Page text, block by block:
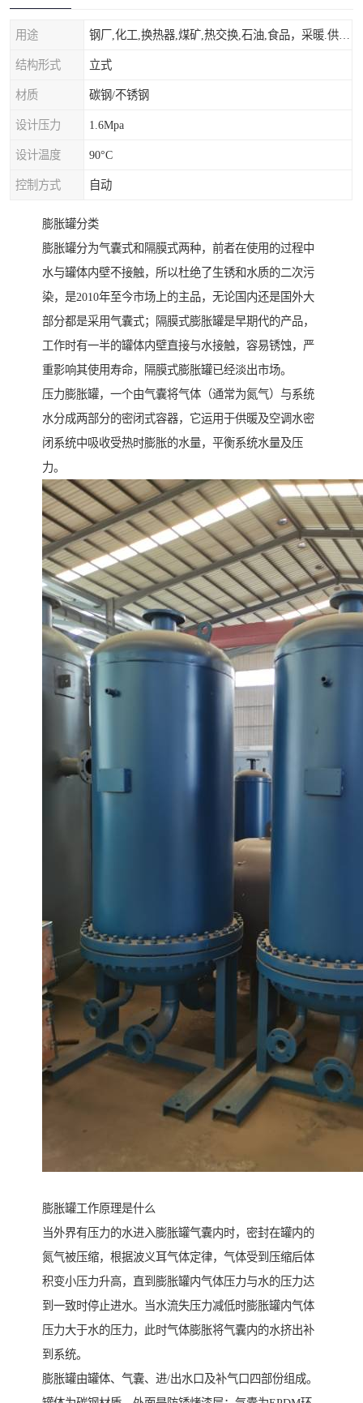
用途
结构形式 立式
材质 碳钢/不锈钢
设计压力 1.6Mpa
设计温度 90°C
控制方式 自动
膨胀罐分类
膨胀罐分为气囊式和隔膜式两种，前者在使用的过程中
水与罐体内壁不接触，所以杜绝了生锈和水质的二次污
染，是2010年至今市场上的主品，无论国内还是国外大
部分都是采用气囊式；隔膜式膨胀罐是早期代的产品，
工作时有一半的罐体内壁直接与水接触，容易锈蚀，严
重影响其使用寿命，隔膜式膨胀罐已经淡出市场。
压力膨胀罐，一个由气囊将气体（通常为氮气）与系统
水分成两部分的密闭式容器，它运用于供暖及空调水密
闭系统中吸收受热时膨胀的水量，平衡系统水量及压
力。
膨胀罐工作原理是什么
当外界有压力的水进入膨胀罐气囊内时，密封在罐内的
氮气被压缩，根据波义耳气体定律，气体受到压缩后体
积变小压力升高，直到膨胀罐内气体压力与水的压力达
到一致时停止进水。当水流失压力减低时膨胀罐内气体
压力大于水的压力，此时气体膨胀将气囊内的水挤出补
到系统。
膨胀罐由罐体、气囊、进/出水口及补气口四部份组成。